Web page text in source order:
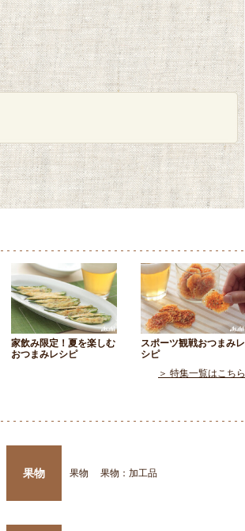
家飲み限定！夏を楽しむ
おつまみレシピ
スポーツ観戦おつまみレ
シピ
＞ 特集一覧はこちら
果物 果物 果物：加工品